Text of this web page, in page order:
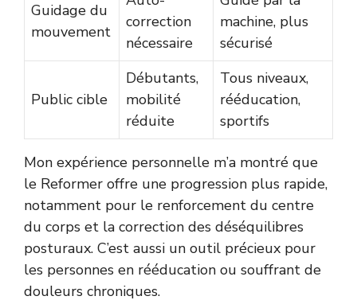
Guidage du
mouvement
correction
nécessaire
machine, plus
sécurisé
Public cible
Débutants,
mobilité
réduite
Tous niveaux,
rééducation,
sportifs
Mon expérience personnelle m’a montré que
le Reformer offre une progression plus rapide,
notamment pour le renforcement du centre
du corps et la correction des déséquilibres
posturaux. C’est aussi un outil précieux pour
les personnes en rééducation ou souffrant de
douleurs chroniques.